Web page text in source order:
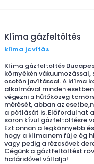
Klíma gázfeltöltés
klíma javítás
Klíma gázfeltöltés
környékén vákuumozással,
esetén javítással. A klíma
alkalmával minden
végezni a hűtőközeg
mérését, abban az
a pótlását is. Előfordulhat
soron kívül gázfeltöltésre
Ezt onnan a legkönnyebb
hogy a klíma nem fúj elég
vagy pedig a rézcsövek
Cégünk a gáztfeltöltést
határidővel vállalja!